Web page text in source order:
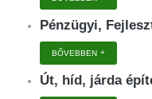
Pénzügyi,
BŐVEBBEN
Út, híd, járda